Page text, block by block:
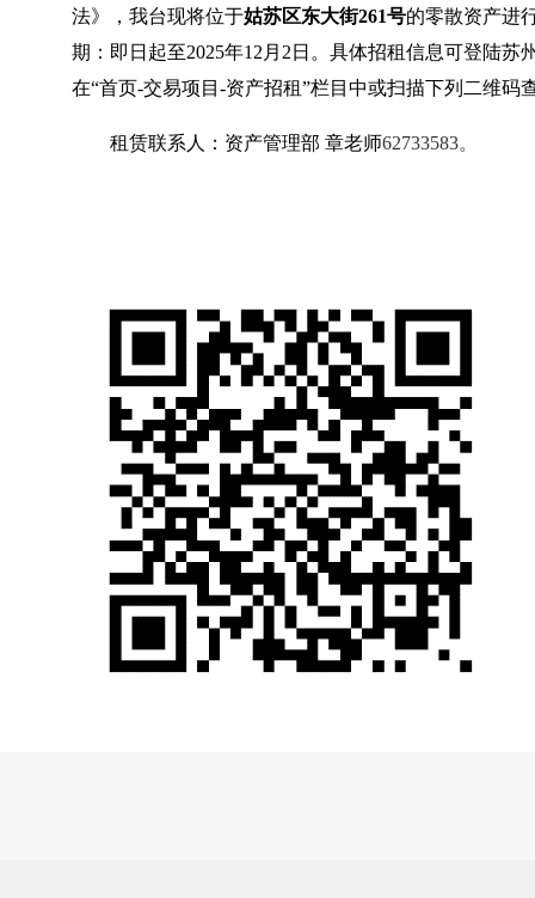
法》，我台现将位于姑苏区东大街261号的零散资产进
期：即日起至2025年12月2日。具体招租信息可登陆苏
在“首页-交易项目-资产招租”栏目中或扫描下列二维码
租赁联系人：资产管理部 章老师62733583。